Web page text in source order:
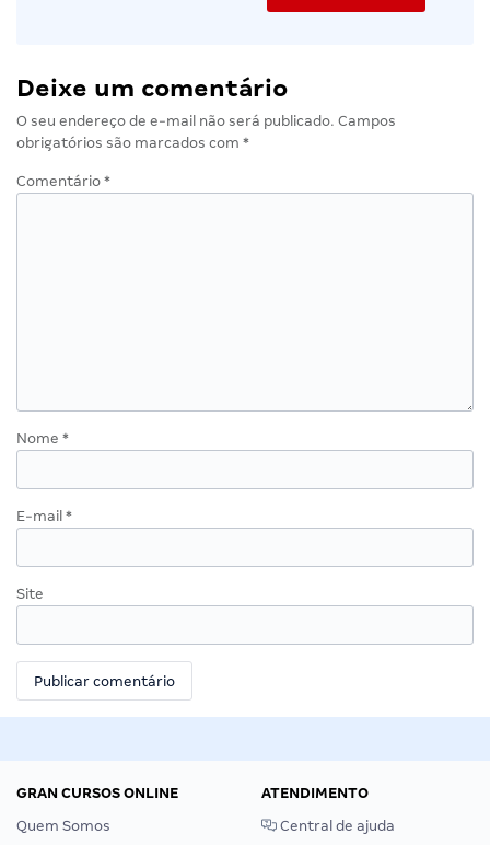
Deixe um comentário
O seu endereço de e-mail não será publicado. Campos
obrigatórios são marcados com *
Comentário *
Nome *
E-mail *
Site
GRAN CURSOS ONLINE
Quem Somos
ATENDIMENTO
Central de ajuda